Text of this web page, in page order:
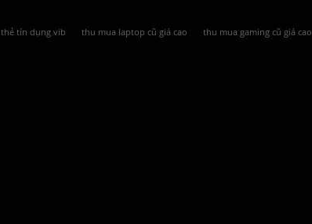
thẻ tín dụng vib thu mua laptop cũ giá cao thu mua gaming cũ giá cao